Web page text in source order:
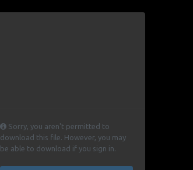
Sorry, you aren't permitted to
download this file. However, you may
be able to download if you sign in.